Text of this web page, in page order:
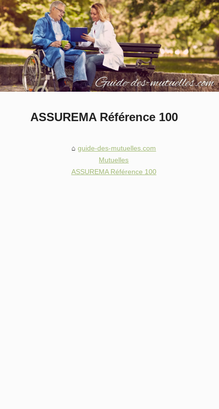
ASSUREMA Référence 100
guide-des-mutuelles.com
Mutuelles
ASSUREMA Référence 100